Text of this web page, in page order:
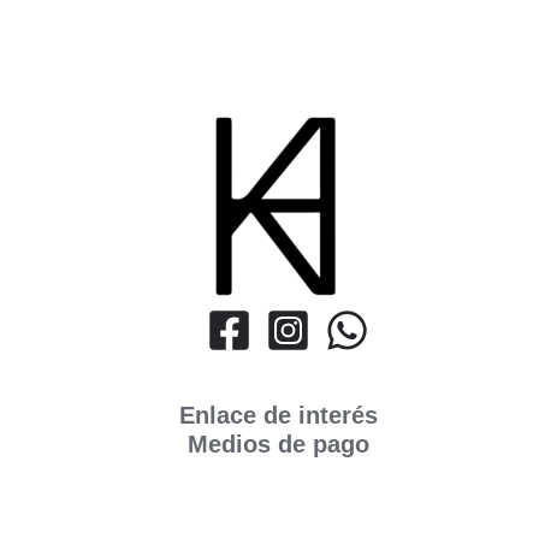
Enlace de interés
Medios de pago